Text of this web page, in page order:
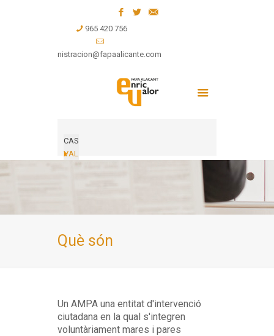
965 420 756
administracion@fapaalicante.com
CAS
VAL
Què són
Un AMPA una entitat d'intervenció
ciutadana en la qual s'integren
voluntàriament mares i pares